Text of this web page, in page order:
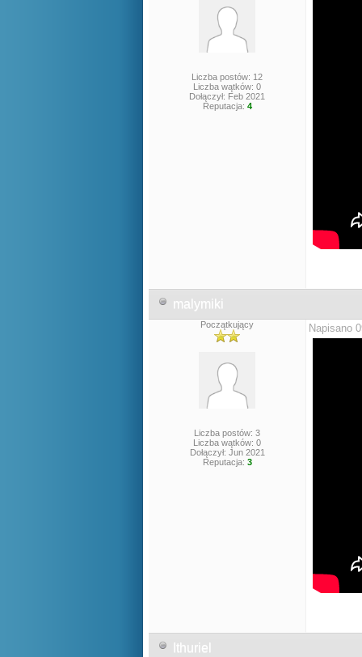
Liczba postów: 12
Liczba wątków: 0
Dołączył: Feb 2021
Reputacja: 4
malymiki
Początkujący
Liczba postów: 3
Liczba wątków: 0
Dołączył: Jun 2021
Reputacja: 3
Napisano
Ithuriel